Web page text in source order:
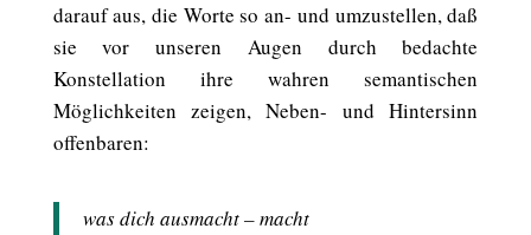
darauf aus, die Worte so an- und umzustellen, daß
sie vor unseren Augen durch bedachte
Konstellation ihre wahren semantischen
Möglichkeiten zeigen, Neben- und Hintersinn
offenbaren:
was dich ausmacht – macht